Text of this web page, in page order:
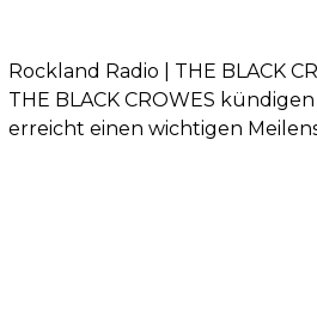
Rockland Radio | THE BLACK
THE BLACK CROWES
erreicht einen wichtigen